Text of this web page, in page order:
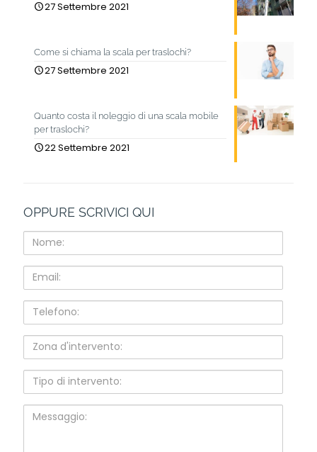
27 Settembre 2021
Come si chiama la scala per traslochi?
27 Settembre 2021
Quanto costa il noleggio di una scala mobile
per traslochi?
22 Settembre 2021
OPPURE SCRIVICI QUI
Nome:
Email:
Telefono:
Zona
d'intervento:
Tipo
intervento:
Messaggio: